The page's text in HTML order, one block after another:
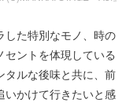
した特別なモノ、時の
ントを体現している
タルな後味と共に、前
いかけて行きたいと感